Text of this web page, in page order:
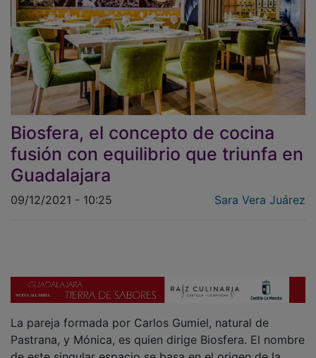
Biosfera, el concepto de cocina
fusión con equilibrio que triunfa en
Guadalajara
09/12/2021 - 10:25
La pareja formada por Carlos Gumiel, natural de
Pastrana, y Mónica, es quien dirige Biosfera. El nombre